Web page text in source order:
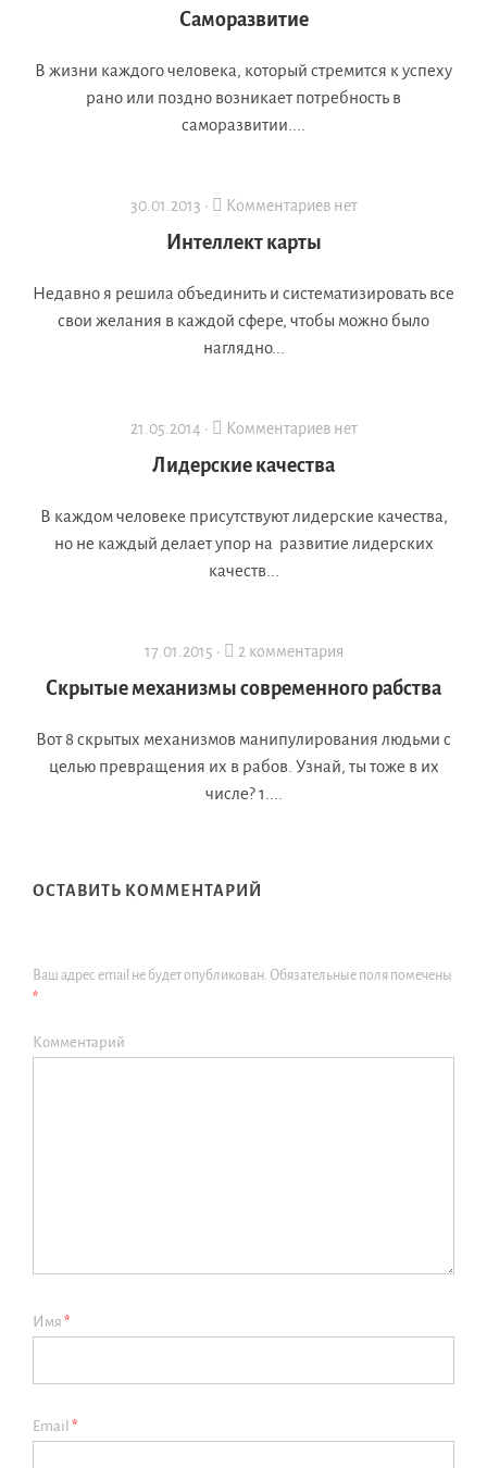
Саморазвитие
В жизни каждого человека, который стремится к успеху
рано или поздно возникает потребность в
саморазвитии....
30.01.2013 · Комментариев нет
Интеллект карты
Недавно я решила объединить и систематизировать все
свои желания в каждой сфере, чтобы можно было
наглядно...
21.05.2014 · Комментариев нет
Лидерские качества
В каждом человеке присутствуют лидерские качества,
но не каждый делает упор на развитие лидерских
качеств...
17.01.2015 · 2 комментария
Скрытые механизмы современного рабства
Вот 8 скрытых механизмов манипулирования людьми с
целью превращения их в рабов. Узнай, ты тоже в их
числе? 1....
ОСТАВИТЬ КОММЕНТАРИЙ
Ваш адрес email не будет опубликован. Обязательные поля помечены
*
Комментарий
Имя *
Email *